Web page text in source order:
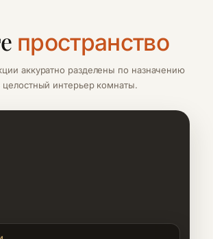
пространство
аккуратно разделены по назначению
интерьер комнаты.